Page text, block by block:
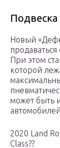
Новый
При этом
которой
может быть
2020 Land
Class??